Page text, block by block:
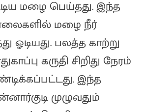
மழை பெய்தது. இந்த
மழை நீர்
ஓடியது. பலத்த காற்று
கருதி சிறிது நேரம்
இந்த
முழுவதும்